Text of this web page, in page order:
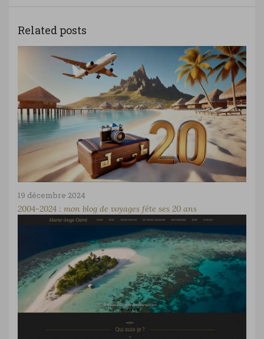
Related posts
19 décembre 2024
2004-2024 : mon blog de voyages fête ses 20 ans